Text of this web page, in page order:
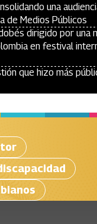
una
de Medios Públicos
dirigido por una
en festival
que hizo más